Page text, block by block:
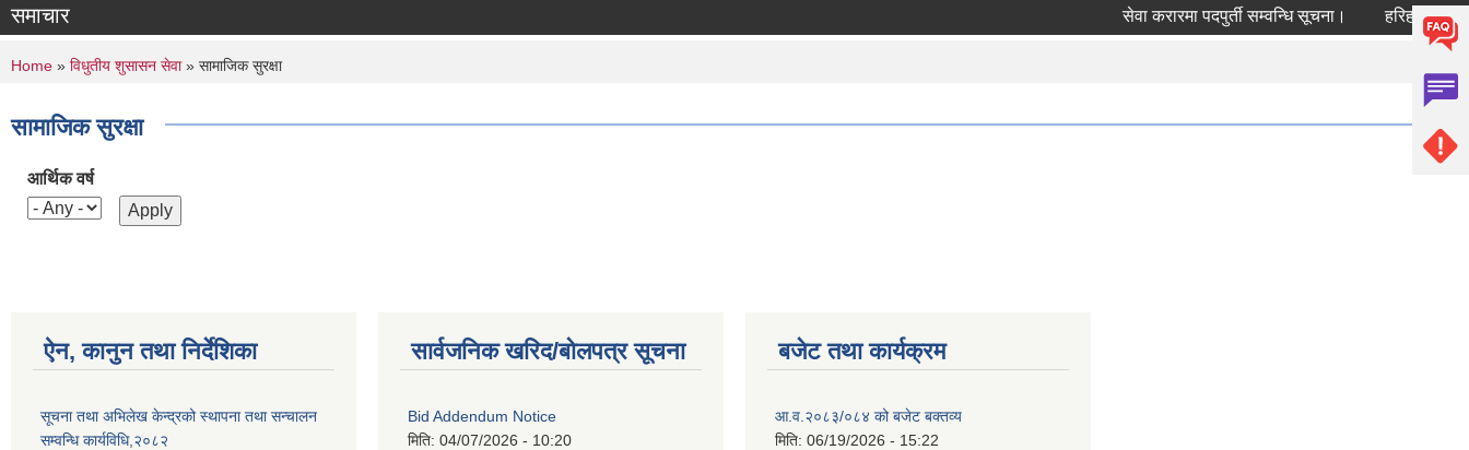
समाचार सेवा करारमा पदपुर्ती सम्वन्धि सूचना। हरिहरपुरगढी
You are here
Home » विधुतीय शुसासन सेवा» सामाजिक सुरक्षा
सामाजिक सुरक्षा
आर्थिक वर्ष
ऐन, कानुन तथा निर्देशिका
सूचना तथा अभिलेख केन्द्रको स्थापना तथा सन्चालन
सम्वन्धि कार्यविधि,२०८२
सार्वजनिक खरिद/बोलपत्र सूचना
Bid Addendum Notice
मिति: 04/07/2026 - 10:20
बजेट तथा कार्यक्रम
आ.व.२०८३/०८४ को बजेट बक्तव्य
मिति: 06/19/2026 - 15:22